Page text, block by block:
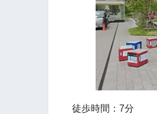
徒歩時間：7分